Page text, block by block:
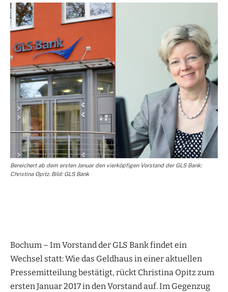
Bereichert ab dem ersten Januar den vierköpfigen Vorstand der GLS Bank:
Christina Opitz. Bild: GLS Bank
Bochum – Im Vorstand der GLS Bank findet ein
Wechsel statt: Wie das Geldhaus in einer aktuellen
Pressemitteilung bestätigt, rückt Christina Opitz zum
ersten Januar 2017 in den Vorstand auf. Im Gegenzug